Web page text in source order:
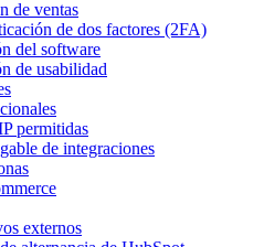
de ventas
de dos factores (2FA)
del software
de usabilidad
permitidas
de integraciones
externos